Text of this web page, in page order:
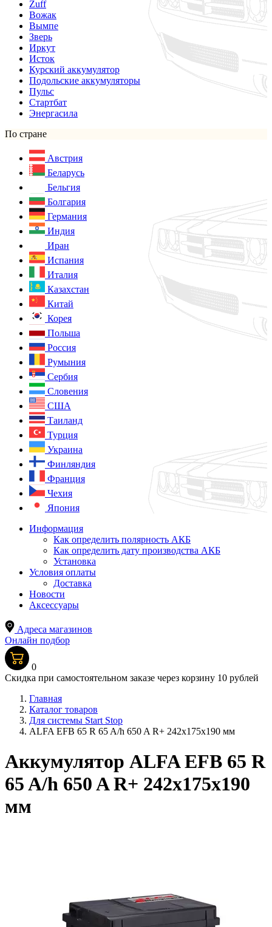
Zuff
Вожак
Вымпе
Зверь
Иркут
Исток
Курский аккумулятор
Подольские аккумуляторы
Пульс
Стартбат
Энергасила
По стране
Австрия
Беларусь
Бельгия
Болгария
Германия
Индия
Иран
Испания
Италия
Казахстан
Китай
Корея
Польша
Россия
Румыния
Сербия
Словения
США
Таиланд
Турция
Украина
Финляндия
Франция
Чехия
Япония
Информация
Как определить полярность АКБ
Как определить дату производства АКБ
Установка
Условия оплаты
Доставка
Новости
Аксессуары
Адреса магазинов
Онлайн подбор
0
Скидка при самостоятельном заказе через корзину 10 рублей
Главная
Каталог товаров
Для системы Start Stop
ALFA EFB 65 R 65 A/h 650 A R+ 242x175x190 мм
Аккумулятор ALFA EFB 65 R
65 A/h 650 A R+ 242x175x190
мм